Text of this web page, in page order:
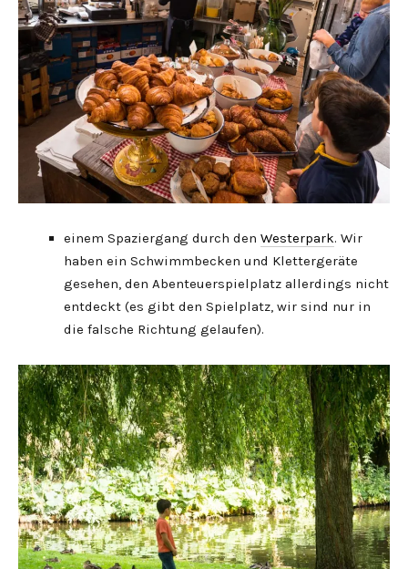
einem Spaziergang durch den Westerpark. Wir
haben ein Schwimmbecken und Klettergeräte
gesehen, den Abenteuerspielplatz allerdings nicht
entdeckt (es gibt den Spielplatz, wir sind nur in
die falsche Richtung gelaufen).